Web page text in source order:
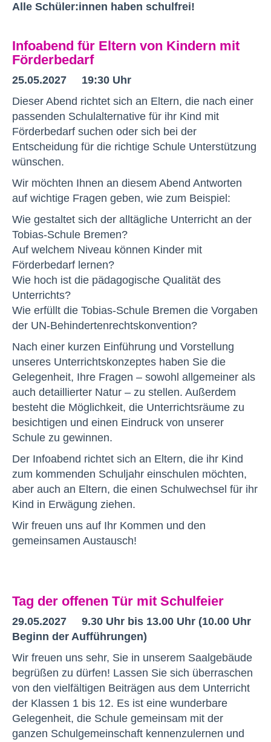
Alle Schüler:innen haben schulfrei!
Infoabend für Eltern von Kindern mit
Förderbedarf
25.05.2027 19:30 Uhr
Dieser Abend richtet sich an Eltern, die nach einer
passenden Schulalternative für ihr Kind mit
Förderbedarf suchen oder sich bei der
Entscheidung für die richtige Schule Unterstützung
wünschen.
Wir möchten Ihnen an diesem Abend Antworten
auf wichtige Fragen geben, wie zum Beispiel:
Wie gestaltet sich der alltägliche Unterricht an der
Tobias-Schule Bremen?
Auf welchem Niveau können Kinder mit
Förderbedarf lernen?
Wie hoch ist die pädagogische Qualität des
Unterrichts?
Wie erfüllt die Tobias-Schule Bremen die Vorgaben
der UN-Behindertenrechtskonvention?
Nach einer kurzen Einführung und Vorstellung
unseres Unterrichtskonzeptes haben Sie die
Gelegenheit, Ihre Fragen – sowohl allgemeiner als
auch detaillierter Natur – zu stellen. Außerdem
besteht die Möglichkeit, die Unterrichtsräume zu
besichtigen und einen Eindruck von unserer
Schule zu gewinnen.
Der Infoabend richtet sich an Eltern, die ihr Kind
zum kommenden Schuljahr einschulen möchten,
aber auch an Eltern, die einen Schulwechsel für ihr
Kind in Erwägung ziehen.
Wir freuen uns auf Ihr Kommen und den
gemeinsamen Austausch!
Tag der offenen Tür mit Schulfeier
29.05.2027 9.30 Uhr bis 13.00 Uhr (10.00 Uhr
Beginn der Aufführungen)
Wir freuen uns sehr, Sie in unserem Saalgebäude
begrüßen zu dürfen! Lassen Sie sich überraschen
von den vielfältigen Beiträgen aus dem Unterricht
der Klassen 1 bis 12. Es ist eine wunderbare
Gelegenheit, die Schule gemeinsam mit der
ganzen Schulgemeinschaft kennenzulernen und